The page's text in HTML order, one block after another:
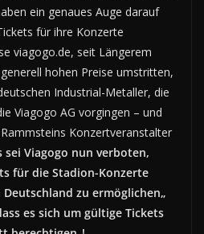
ein genaues Auge darauf
für ihre Konzerte
viagogo.de, seit Längerem
hohen Preise umstritten,
Industrial-Metaller, die
Viagogo AG vorgingen – und
Konzertveranstalter
sei Viagogo nun verboten,
für die Stadion-Konzerte
zu ermöglichen„
es sich um gültige Tickets